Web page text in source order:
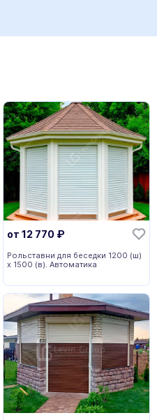
от 12 770 ₽
Рольставни для беседки 1200 (ш)
х 1500 (в). Автоматика